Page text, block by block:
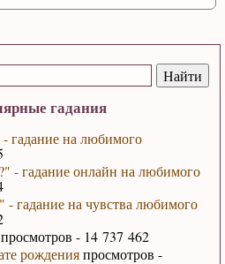
гадания
- гадание на любимого
- гадание онлайн на любимого
гадание на чувства любимого
просмотров - 14 737 462
рожденияпросмотров -